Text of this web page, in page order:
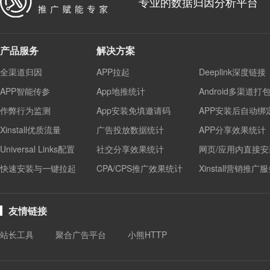
产品服务
全渠道归因
APP智能传参
作弊行为监测
Xinstall优质流量
Universal Links配置
快速安装与一键拉起
解决方案
APP拉起
Deeplink深度链接
App地推统计
Android多渠道打包
App安装免填邀请码
APP安装后自动绑
广告投放数据统计
APP分享效果统计
社交分享效果统计
网页/应用内直接
CPA/CPS推广效果统计
Xinstall营销推广
友情链接
站长工具 聚合广告平台 小熊HTTP